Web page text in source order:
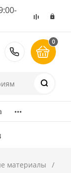
8 (495)
0
...
материалы